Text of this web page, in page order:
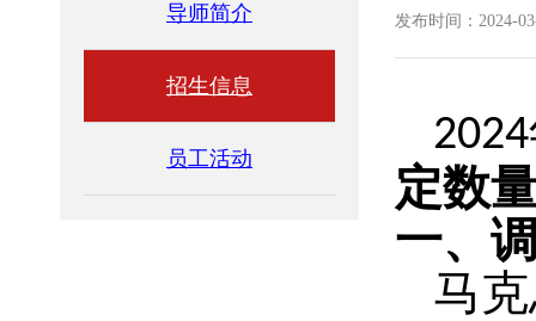
导师简介
招生信息
员工活动
发布时间：2024-
2024
定数
一、
马